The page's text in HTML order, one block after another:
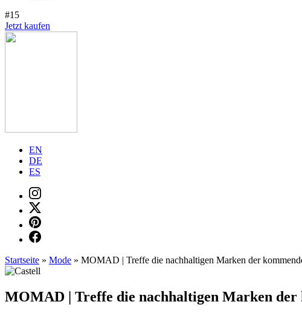
#15
Jetzt kaufen
EN
DE
ES
Startseite » Mode » MOMAD | Treffe die nachhaltigen Marken der
MOMAD | Treffe die nachhaltigen Marken der